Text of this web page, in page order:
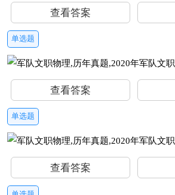
查看答案
单选题
查看答案
单选题
查看答案